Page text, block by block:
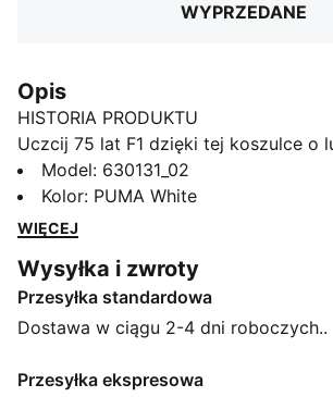
WYPRZEDANE
Opis
HISTORIA PRODUKTU
Uczcij 75 lat F1 dzięki tej koszulce o
raglanowymi rękawami, unikalną
F1. Ta koszulka z logo PUMA Cat
klimat i nowoczesną energię do twojej
Produkt wykonany w co najmniej 20%
pochodzącej z recyklingu
SZCZEGÓŁY
Główny materiał 2: Pojedynczy dżersej
Model: 630131_02
Kolor: PUMA White
WIĘCEJ
Wysyłka i zwroty
Przesyłka standardowa
Dostawa w ciągu 2-4 dni roboczych..
Przesyłka ekspresowa